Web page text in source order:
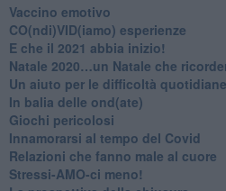
​Vaccino emotivo
CO(ndi)VID(iamo) esperienze
​E che il 2021 abbia inizio!
​Natale 2020…un Natale che
Un aiuto per le difficoltà
​In balia delle ond(ate)
Giochi pericolosi
Innamorarsi al tempo del Covid
​Relazioni che fanno male al cuore
​Stressi-AMO-ci meno!